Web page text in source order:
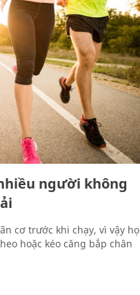
người không
cơ trước khi chạy, vì vậy họ
hoặc kéo căng bắp chân